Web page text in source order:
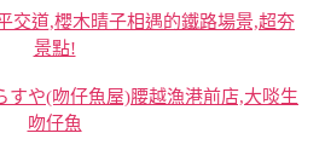
交道,櫻木晴子相遇的鐵路場景,超夯
景點!
すや(吻仔魚屋)腰越漁港前店,大啖生
吻仔魚